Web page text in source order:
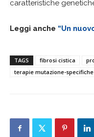
caratteristiche
Leggi anche “Un
TAGS fibrosi cistica
terapie mutazione-specifiche